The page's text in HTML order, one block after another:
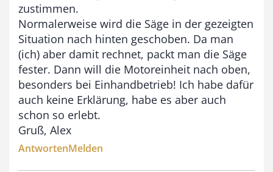
zustimmen.
Normalerweise wird die Säge in der gezeigten
Situation nach hinten geschoben. Da man
(ich) aber damit rechnet, packt man die Säge
fester. Dann will die Motoreinheit nach oben,
besonders bei Einhandbetrieb! Ich habe dafür
auch keine Erklärung, habe es aber auch
schon so erlebt.
Gruß, Alex
AntwortenMelden